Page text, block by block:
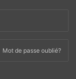
Mot de passe oublié?